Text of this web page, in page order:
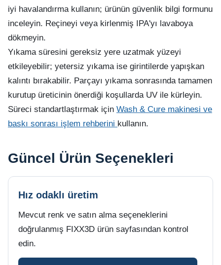
iyi havalandırma kullanın; ürünün güvenlik bilgi formunu
inceleyin. Reçineyi veya kirlenmiş IPA'yı lavaboya
dökmeyin.
Yıkama süresini gereksiz yere uzatmak yüzeyi
etkileyebilir; yetersiz yıkama ise girintilerde yapışkan
kalıntı bırakabilir. Parçayı yıkama sonrasında tamamen
kurutup üreticinin önerdiği koşullarda UV ile kürleyin.
Süreci standartlaştırmak için Wash & Cure makinesi ve
baskı sonrası işlem rehberini kullanın.
Güncel Ürün Seçenekleri
Hız odaklı üretim
Mevcut renk ve satın alma seçeneklerini
doğrulanmış FIXX3D ürün sayfasından kontrol
edin.